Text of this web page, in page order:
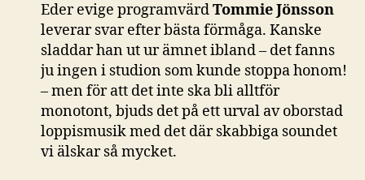
Eder evige programvärdTommie Jönsson
leverar svar efter bästa förmåga. Kanske
sladdar han ut ur ämnet ibland – det fanns
ju ingen i studion som kunde stoppa honom!
– men för att det inte ska bli alltför
monotont, bjuds det på ett urval av oborstad
loppismusik med det där skabbiga soundet
vi älskar så mycket.